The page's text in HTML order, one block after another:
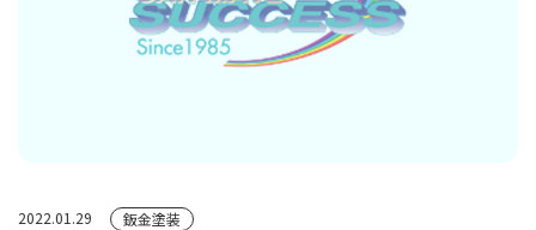
2022.01.29 鈑金塗装